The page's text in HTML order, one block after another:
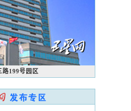
路199号园区